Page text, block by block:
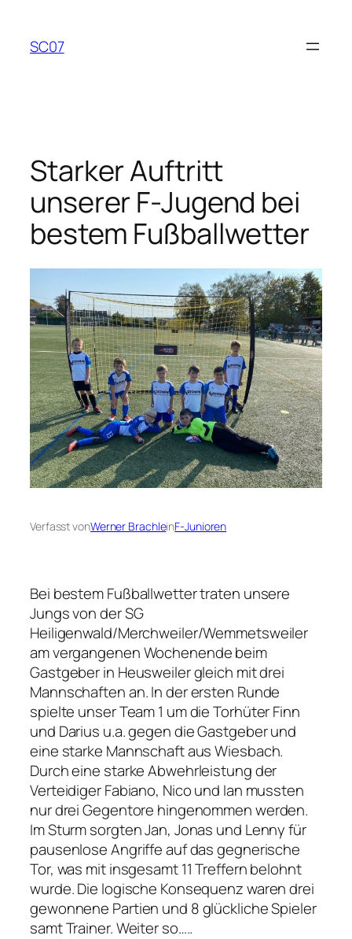
springen
SC07
Starker Auftritt
unserer F-Jugend bei
bestem Fußballwetter
Verfasst vonWerner BrachleinF-Junioren
Bei bestem Fußballwetter traten unsere
Jungs von der SG
Heiligenwald/Merchweiler/Wemmetsweiler
am vergangenen Wochenende beim
Gastgeber in Heusweiler gleich mit drei
Mannschaften an. In der ersten Runde
spielte unser Team 1 um die Torhüter Finn
und Darius u.a. gegen die Gastgeber und
eine starke Mannschaft aus Wiesbach.
Durch eine starke Abwehrleistung der
Verteidiger Fabiano, Nico und Ian mussten
nur drei Gegentore hingenommen werden.
Im Sturm sorgten Jan, Jonas und Lenny für
pausenlose Angriffe auf das gegnerische
Tor, was mit insgesamt 11 Treffern belohnt
wurde. Die logische Konsequenz waren drei
gewonnene Partien und 8 glückliche Spieler
samt Trainer. Weiter so…..